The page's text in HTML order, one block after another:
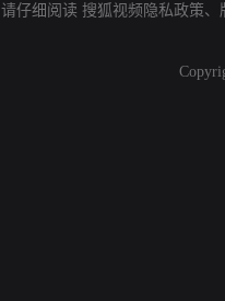
请仔细阅读 搜狐视频隐私政策、